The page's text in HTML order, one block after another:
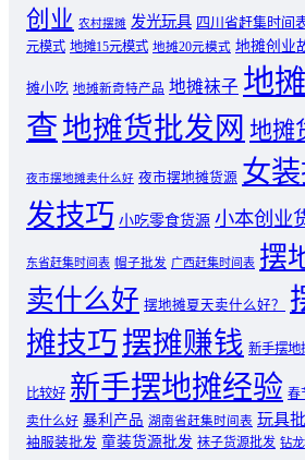
创业 农村摆摊 发光玩具 四川省赶集时间
元模式 地摊15元模式 地摊20元模式 地摊创业
摊小吃 地摊新奇特产品 地摊袜子 地
查地摊货批发网 地摊
夜市摆地摊卖什么好 夜市摆地摊货源 女
发技巧 小吃零食货源 小本创业
东省赶集时间表 帽子批发 广西赶集时间表 摆
卖什么好 摆地摊夏天卖什么好？
摊技巧摆摊赚钱 新手摆地
比较好 新手摆地摊经验 春
卖什么好 暴利产品 湖南省赶集时间表 玩具
袖服装批发 童装货源批发 袜子货源批发 钻